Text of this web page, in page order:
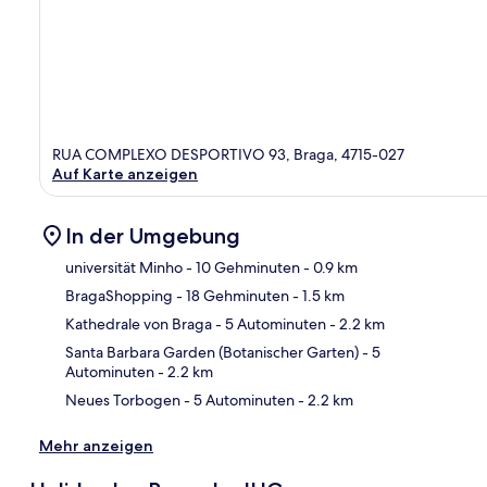
RUA COMPLEXO DESPORTIVO 93, Braga, 4715-027
Auf Karte anzeigen
In der Umgebung
universität Minho- 10 Gehminuten- 0.9 km
BragaShopping - 18 Gehminuten- 1.5 km
Kathedrale von Braga- 5 Autominuten- 2.2 km
Santa Barbara Garden (Botanischer Garten)- 5
Autominuten- 2.2 km
Neues Torbogen- 5 Autominuten- 2.2 km
Mehr anzeigen